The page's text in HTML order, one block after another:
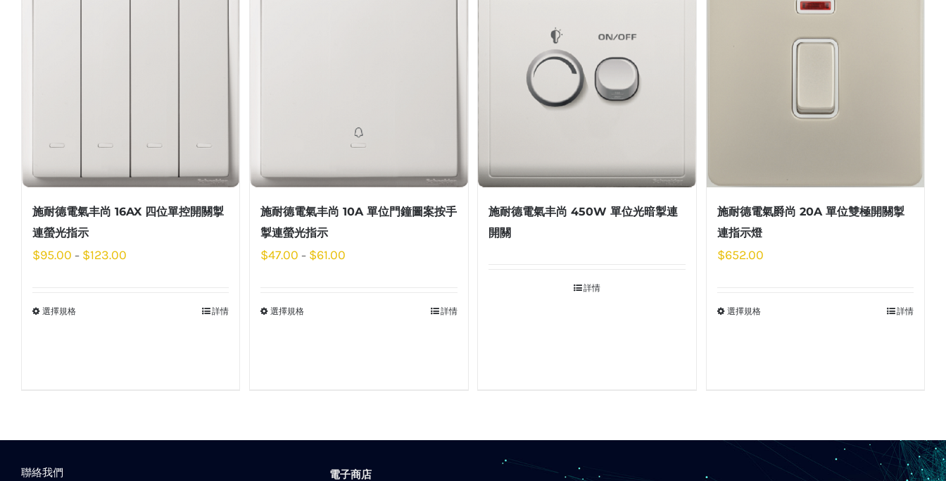
施耐德電氣丰尚 16AX 四位單控開關掣
連螢光指示
$95.00 – $123.00
選擇規格 詳情
施耐德電氣丰尚 10A 單位門鐘圖案按手
掣連螢光指示
$47.00 – $61.00
選擇規格 詳情
施耐德電氣丰尚 450W 單位光暗掣連
開關
詳情
施耐德電氣爵尚 20A 單位雙極開關掣
連指示燈
$652.00
選擇規格 詳情
聯絡我們 電子商店